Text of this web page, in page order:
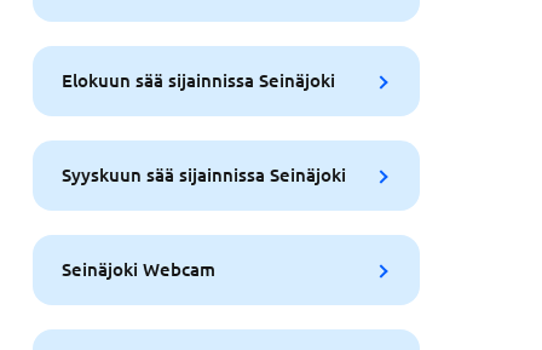
Elokuun sää sijainnissa Seinäjoki
Syyskuun sää sijainnissa Seinäjoki
Seinäjoki Webcam